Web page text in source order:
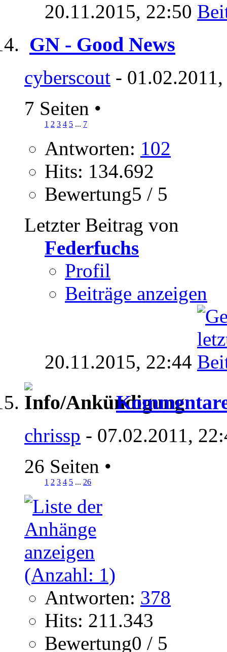
20.11.2015, 22:50
GN - Good News
cyberscout -
7 Seiten •
1 2 3 4 5 ... 7
Antworten: 102
Hits: 134.692
Bewertung5 / 5
Letzter Beitrag von
Federfuchs
Profil
Beiträge anzeigen
20.11.2015, 22:44
chrissp - 07.02.2011,
26 Seiten •
1 2 3 4 5 ... 26
Antworten: 378
Hits: 211.343
Bewertung0 / 5